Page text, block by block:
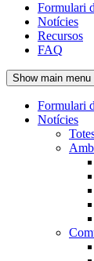
Navegació
principal
de
Formulari
Notícies
Recursos
FAQ
Show main menu
Navegació
principal
Formulari
Notícies